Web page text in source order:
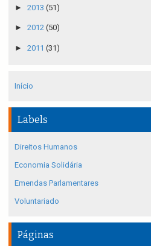
► 2013 (51)
► 2012 (50)
► 2011 (31)
Início
Labels
Direitos Humanos
Economia Solidária
Emendas Parlamentares
Voluntariado
Páginas